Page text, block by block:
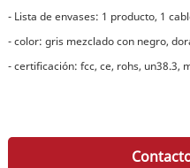
- Lista de envases: 1 producto, 1
- color: gris mezclado con negro,
- certificación: fcc, ce, rohs, un38.3,